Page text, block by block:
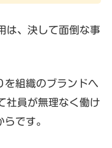
は、決して面倒な事
を組織のブランドへ
社員が無理なく働け
です。